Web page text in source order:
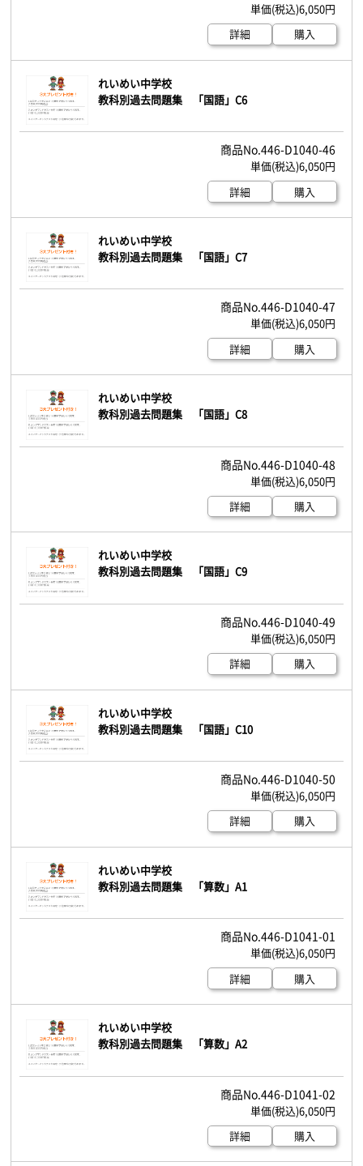
6,050円
詳細
購入
れいめい中学校
教科別過去問題集 「国語」C6
446-D1040-46
6,050円
詳細
購入
れいめい中学校
教科別過去問題集 「国語」C7
446-D1040-47
6,050円
詳細
購入
れいめい中学校
教科別過去問題集 「国語」C8
446-D1040-48
6,050円
詳細
購入
れいめい中学校
教科別過去問題集 「国語」C9
446-D1040-49
6,050円
詳細
購入
れいめい中学校
教科別過去問題集 「国語」C10
446-D1040-50
6,050円
詳細
購入
れいめい中学校
教科別過去問題集 「算数」A1
446-D1041-01
6,050円
詳細
購入
れいめい中学校
教科別過去問題集 「算数」A2
446-D1041-02
6,050円
詳細
購入